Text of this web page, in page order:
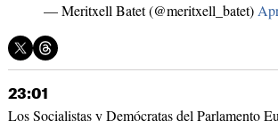
— Meritxell Batet (@meritxell_batet)
23:01
Los Socialistas y Demócratas del Parlamento